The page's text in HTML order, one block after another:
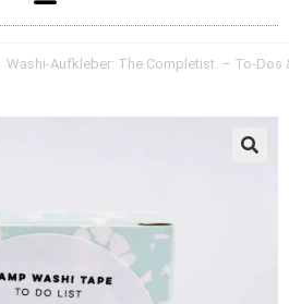
Washi-Aufkleber: The Completist. – To-Dos